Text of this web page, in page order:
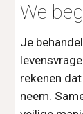
We
Je
rekenen
neem.